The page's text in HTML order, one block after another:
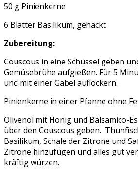
50 g Pinienkerne
6 Blätter Basilikum, gehackt
Zubereitung:
Couscous in eine Schüssel geben
Gemüsebrühe aufgießen. Für 5
und mit einer Gabel auflockern.
Pinienkerne in einer Pfanne ohne
Olivenöl mit Honig und Balsamico-
über den Couscous geben.
Basilikum, Schale der Zitrone und
Zitrone hinzufügen und alles gut
kräftig würzen.